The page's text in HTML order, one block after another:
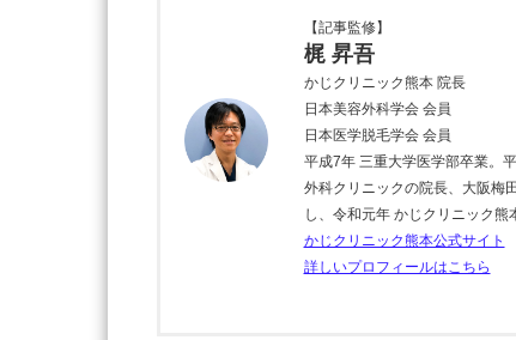
【記事監修】
梶 昇吾
かじクリニック熊本 院長
日本美容外科学会 会員
日本医学脱毛学会 会員
平成7年 三重大学医学部卒業。
外科クリニックの院長、大阪梅
し、令和元年 かじクリニック熊
かじクリニック熊本公式サイト
詳しいプロフィールはこちら